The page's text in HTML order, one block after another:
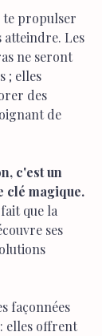
te propulser
atteindre. Les
ne seront
; elles
des
de
c'est un
clé magique.
que la
ses
façonnées
elles offrent